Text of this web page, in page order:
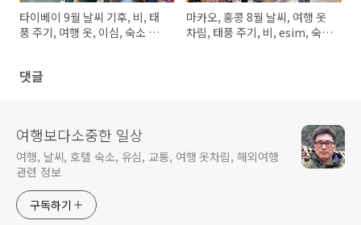
타이베이 9월 날씨 기후, 비, 태
풍 주기, 여행 옷, 이심, 숙소 가
마카오, 홍콩 8월 날씨, 여행 옷
차림, 태풍 주기, 비, esim, 숙소
댓글
여행보다소중한 일상
여행, 날씨, 호텔 숙소, 유심, 교통, 여행 옷차림, 해외여행
관련 정보
구독하기